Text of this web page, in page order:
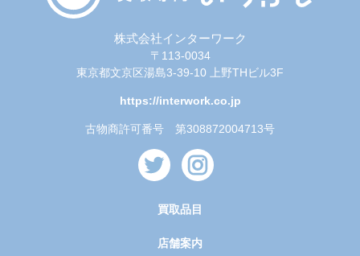
株式会社インターワーク
〒113-0034
東京都文京区湯島3-39-10 上野THビル3F
https://interwork.co.jp
古物商許可番号 第308872004713号
買取品目
店舗案内